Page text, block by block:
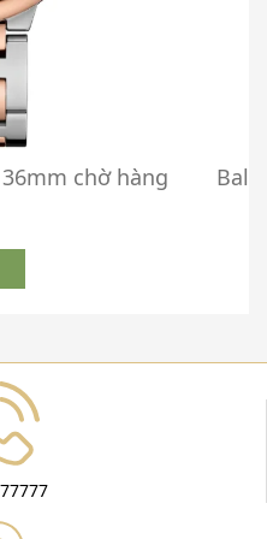
chờ hàng